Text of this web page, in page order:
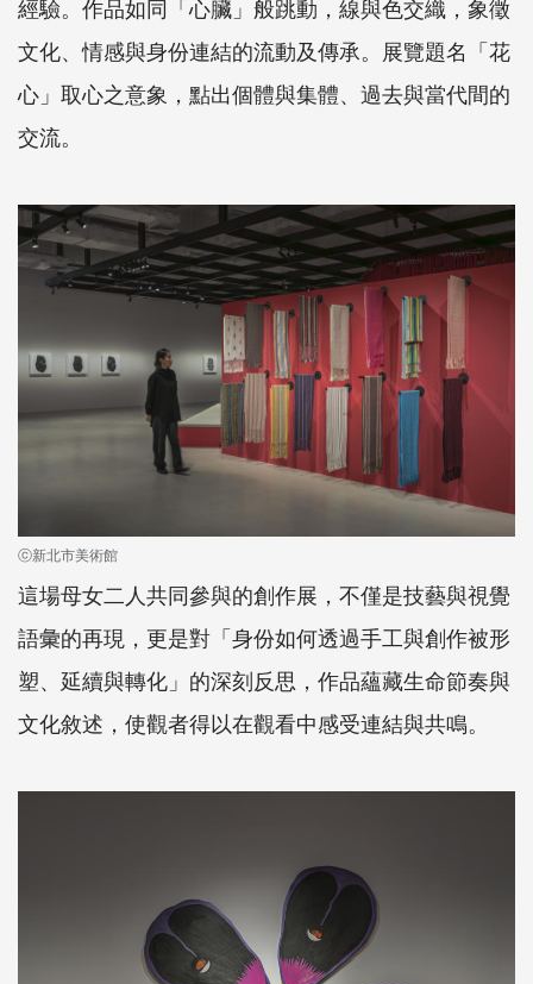
經驗。作品如同「心臟」般跳動，線與色交織，象徵
文化、情感與身份連結的流動及傳承。展覽題名「花
心」取心之意象，點出個體與集體、過去與當代間的
交流。
ⓒ新北市美術館
這場母女二人共同參與的創作展，不僅是技藝與視覺
語彙的再現，更是對「身份如何透過手工與創作被形
塑、延續與轉化」的深刻反思，作品蘊藏生命節奏與
文化敘述，使觀者得以在觀看中感受連結與共鳴。